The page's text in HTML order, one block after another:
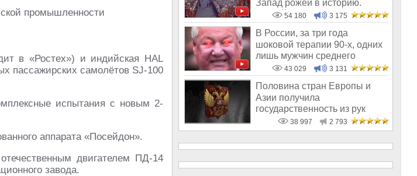
в «Ростех») и индийская HAL
пассажирских самолётов SJ-100
испытания с новым 2-
аппарата «Посейдон».
двигателем ПД-14
завода.
Запад рожей в историю.
Требуйте от них п
54 180 3 175
В России, за три года
шоковой терапии 90-х, одних
лишь мужчин среднего
возраста ско
43 029 3 131
Половина стран Европы и
Азии получила
государственность из рук
России! 38 997 2 793